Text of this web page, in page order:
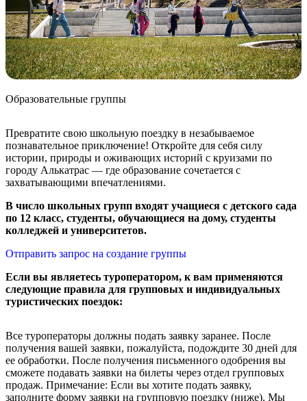
Образовательные группы
Превратите свою школьную поездку в незабываемое
познавательное приключение! Откройте для себя силу
истории, природы и оживающих историй с круизами по
городу Алькатрас — где образование сочетается с
захватывающими впечатлениями.
В число школьных групп входят учащиеся с детского сада
по 12 класс, студенты, обучающиеся на дому, студенты
колледжей и университетов.
Отправить запрос на создание группы
Если вы являетесь туроператором, к вам применяются
следующие правила для групповых и индивидуальных
туристических поездок:
Все туроператоры должны подать заявку заранее. После
получения вашей заявки, пожалуйста, подождите 30 дней для
ее обработки. После получения письменного одобрения вы
сможете подавать заявки на билеты через отдел групповых
продаж. Примечание: Если вы хотите подать заявку,
заполните форму заявки на групповую поездку (ниже). Мы